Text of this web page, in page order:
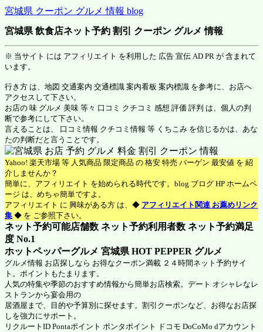
宮城県 クーポン グルメ 情報 blog
宮城県 飲食店ネット予約 割引 クーポン グルメ 情報
※ 当サイト には アフィリエイト を利用した 広告 宣伝 AD PR が 含まれて
います。
行き方 は、地図 交通案内 交通標識 案内看板 案内標識 を参考に、お店へ
アクセスして下さい。
お店の 味 グルメ 美味 等々 口コミ クチコミ 感想 評価 評判 は、個人の判
断で参考にして下さい。
言えることは、 口コミ情報 クチコミ情報 等 くちこみ を信じるかは、あな
たの判断だと言うことです。
Yahoo! 楽天市場 等 人気商品 限定商品 の 格安 特売 バーゲン 最安値 を 紹
介しませんか？
簡単に、アフィリエイト を始められる時代です。blog ブログ HP ホームペ
ージ は、めちゃ簡単ですよ。
アフィリエイト に 興味がある方 は、◆ アフィリエイト関連 お薦めリンク
集 ◆ を ご参照下さい。
ネット予約可能店舗数 ネット予約利用者数 ネット予約満足
度 No.1
ホットペッパーグルメ 宮城県 HOT PEPPER グルメ
グルメ情報 お店探しなら お得なクーポン満載 ２４時間ネット予約サイ
ト。ポイントもたまります。
人気の特集や季節のおすすめ情報から簡単お店検索。デート オシャレなレ
ストランから宴会用の
居酒屋まで、目的や予算別に探せます。割引クーポンなど、お得なお店探
しを強力にサポート。
リクルートID Pontaポイント ポンタポイント ドコモ DoCoMo dアカウント